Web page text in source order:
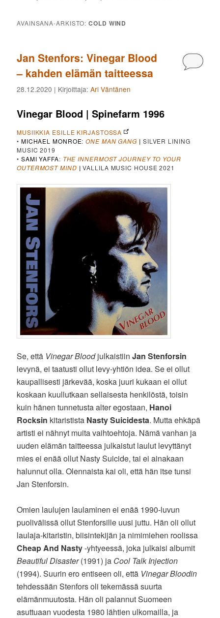
AVAINSANA-ARKISTO:COLD WIND
Jan Stenfors: Vinegar Blood
– kahden elämän taitteessa
28.12.2020 | Kirjoittaja:Ari Väntänen
Vinegar Blood | Spinefarm 1996
MUSIIKKIA ESILLE KIRJASTOSSA
• MICHAEL MONROE:ONE MAN GANG | SILVER LINING
MUSIC 2019
• SAMI YAFFA: THE INNERMOST JOURNEY TO YOUR
OUTERMOST MIND | VALLILA MUSIC HOUSE 2021
Se, että Vinegar BloodjulkaistiinJan Stenforsin
levynä, ei taatusti ollut levy-yhtiön idea. Se ei ollut
kaupallisesti järkevää, koska juuri kukaan ei ollut
koskaan kuullutkaan sellaisesta henkilöstä, toisin
kuin hänen tunnetusta alter egostaan, Hanoi
Rocksin kitaristista Nasty Suicidesta. Mutta ehkäpä
artisti ei nähnyt muita vaihtoehtoja. Nämä vanhan ja
uuden elämän taitteessa julkaistut laulut levyttänyt
mies ei enää ollut Nasty Suicide, tai ei ainakaan
halunnut olla. Olennaista kai oli, että hän itse tunsi
Jan Stenforsin.
Omien laulujen laulaminen ei enää 1990-luvun
puolivälissä ollut Stenforsille uusi juttu. Hän oli ollut
laulaja-kitaristin, biisintekijän ja nimimiehen roolissa
Cheap And Nasty-yhtyeessä, joka julkaisi albumit
Beautiful Disaster(1991) ja Cool Talk Injection
(1994). Suurin ero entiseen oli, että Vinegar Bloodin
tehdessään Stenfors oli tekemässä suurta
elämänmuutosta. Hän oli palannut Suomeen
asuttuaan vuodesta 1980 lähtien ulkomailla, ja